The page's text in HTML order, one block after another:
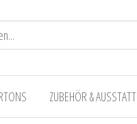
ZUBEHÖR &